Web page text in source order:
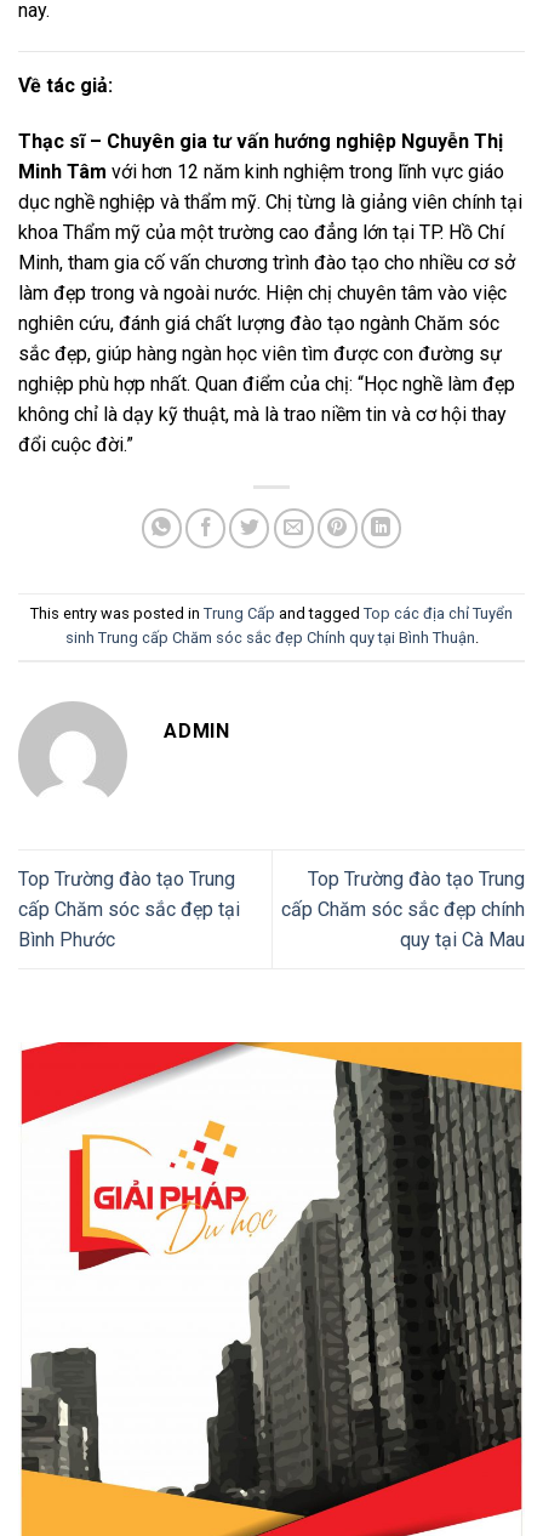
nay.
Về tác giả:
Thạc sĩ – Chuyên gia tư vấn hướng nghiệp Nguyễn Thị
Minh Tâm với hơn 12 năm kinh nghiệm trong lĩnh vực giáo
dục nghề nghiệp và thẩm mỹ. Chị từng là giảng viên chính tại
khoa Thẩm mỹ của một trường cao đẳng lớn tại TP. Hồ Chí
Minh, tham gia cố vấn chương trình đào tạo cho nhiều cơ sở
làm đẹp trong và ngoài nước. Hiện chị chuyên tâm vào việc
nghiên cứu, đánh giá chất lượng đào tạo ngành Chăm sóc
sắc đẹp, giúp hàng ngàn học viên tìm được con đường sự
nghiệp phù hợp nhất. Quan điểm của chị: “Học nghề làm đẹp
không chỉ là dạy kỹ thuật, mà là trao niềm tin và cơ hội thay
đổi cuộc đời.”
This entry was posted in Trung Cấp and tagged Top các địa chỉ Tuyển
sinh Trung cấp Chăm sóc sắc đẹp Chính quy tại Bình Thuận.
ADMIN
Top Trường đào tạo Trung
cấp Chăm sóc sắc đẹp tại
Bình Phước
Top Trường đào tạo Trung
cấp Chăm sóc sắc đẹp chính
quy tại Cà Mau